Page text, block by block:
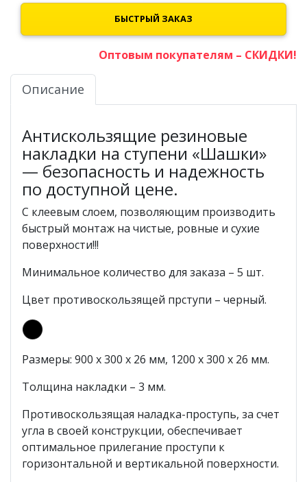
БЫСТРЫЙ ЗАКАЗ
Оптовым покупателям – СКИДКИ!
Описание
Антискользящие резиновые
накладки на ступени «Шашки»
— безопасность и надежность
по доступной цене.
С клеевым слоем, позволяющим производить
быстрый монтаж на чистые, ровные и сухие
поверхности!!!
Минимальное количество для заказа – 5 шт.
Цвет противоскользящей прступи – черный.
Размеры: 900 х 300 х 26 мм, 1200 х 300 х 26 мм.
Толщина накладки – 3 мм.
Противоскользящая наладка-проступь, за счет
угла в своей конструкции, обеспечивает
оптимальное прилегание проступи к
горизонтальной и вертикальной поверхности.